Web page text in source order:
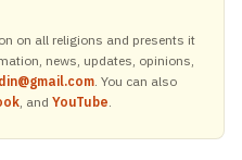
on all religions and presents it
news, updates, opinions,
. You can also
, and YouTube.